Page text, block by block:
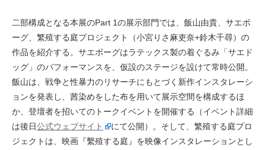
二部構成となる本展のPart 1の展示部門では、飯山由貴、サエボ
ーグ、繁殖する庭プロジェクト（小宮りさ麻吏奈+鈴木千尋）の
作品を紹介する。サエボーグはラテックス製の着ぐるみ「サエド
ッグ」のパフォーマンスを、仮設のステージを設けて常時公開。
飯山は、戦争と性暴力のリサーチにもとづく新作インスタレーシ
ョンを発表し、茜染めをした布を用いて展示空間を構成するほ
か、登壇者を招いてのトークイベントを開催する（イベント詳細
は後日公式ウェブサイト
にて公開）。そして、繁殖する庭プロ
ジェクトは、映画『繫殖する庭』を映像インスタレーションとし